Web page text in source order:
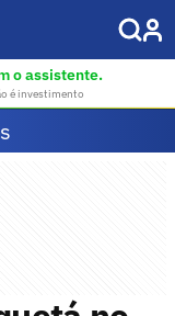
o assistente.
é investimento